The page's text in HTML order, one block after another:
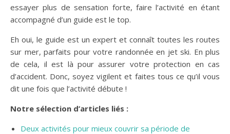
essayer plus de sensation forte, faire l’activité en étant
accompagné d’un guide est le top.
Eh oui, le guide est un expert et connaît toutes les routes
sur mer, parfaits pour votre randonnée en jet ski. En plus
de cela, il est là pour assurer votre protection en cas
d’accident. Donc, soyez vigilent et faites tous ce qu’il vous
dit une fois que l’activité débute !
Notre sélection d’articles liés :
Deux activités pour mieux couvrir sa période de